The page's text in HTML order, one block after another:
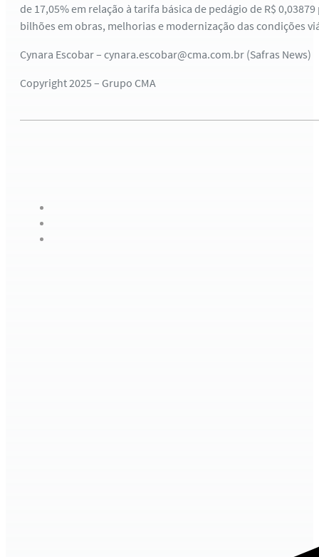
de 17,05% em relação à tarifa básica de pedágio de R$
bilhões em obras, melhorias e modernização das condições
Cynara Escobar – cynara.escobar@cma.com.br (Safras News)
Copyright 2025 – Grupo CMA